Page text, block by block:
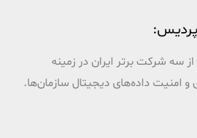
سه شرکت برتر ایران در زمینه
امنیت داده‌های دیجیتال سازمان‌ها.